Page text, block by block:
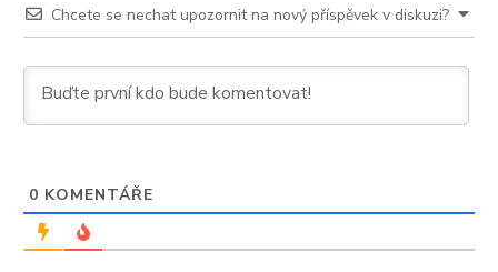
Chcete se nechat upozornit na nový příspěvek v diskuzi?
0 KOMENTÁŘE